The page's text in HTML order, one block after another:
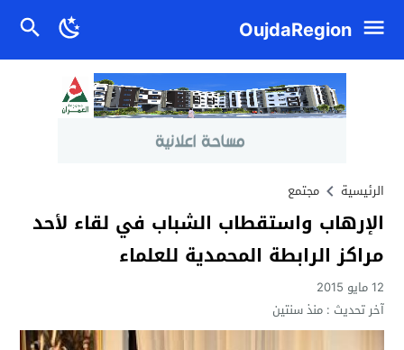
OujdaRegion
الرئيسية مجتمع
الإرهاب واستقطاب الشباب في لقاء لأحد
مراكز الرابطة المحمدية للعلماء
12 مايو 2015
آخر تحديث :منذ سنتين